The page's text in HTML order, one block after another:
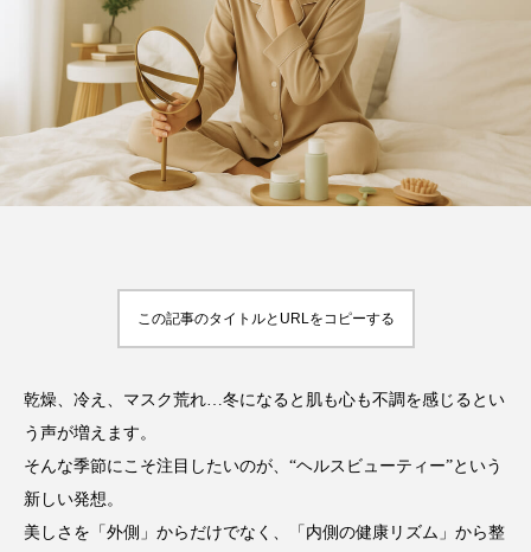
2026.07.13
の次世代モデル
2026.08.06
FEATURED 注目の企画
TAG LIST タグ一覧
AI B2B BeautyTech ChatGPT
Gemini Instagram SaaS SNS
この記事のタイトルとURLをコピーする
乾燥、冷え、マスク荒れ…冬になると肌も心も不調を感じるとい
う声が増えます。
そんな季節にこそ注目したいのが、“ヘルスビューティー”という
新しい発想。
美しさを「外側」からだけでなく、「内側の健康リズム」から整